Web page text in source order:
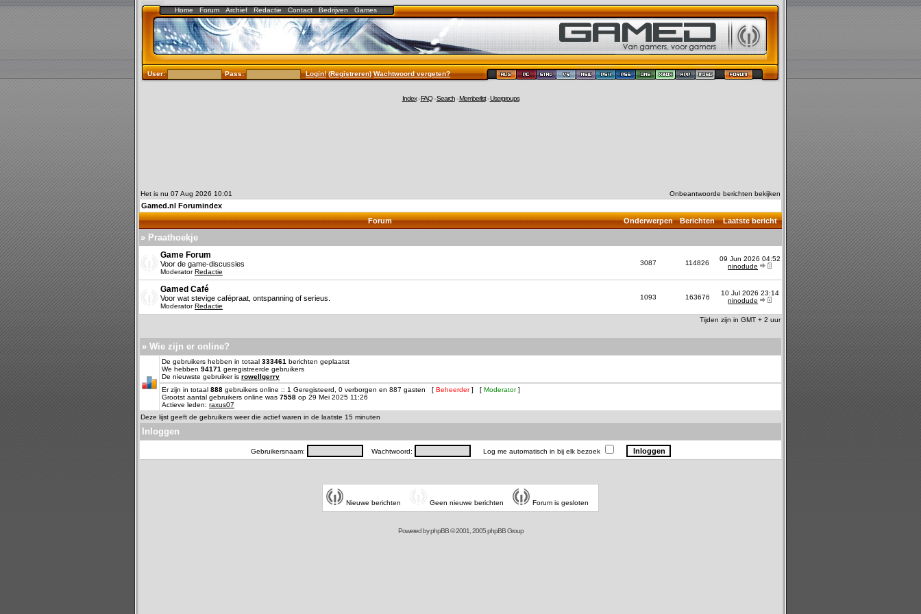
Home Forum Archief Redactie Contact Bedrijven Games
User: Pass: Login!(Registreren)Wachtwoord vergeten?
Index-FAQ-Search-Memberlist-Usergroups
Het is nu 07 Aug 2026 10:01 Onbeantwoorde berichten bekijken
Gamed.nl Forumindex
Forum
Onderwerpen Berichten Laatste bericht
» Praathoekje
Game Forum
Voor de game-discussies
ModeratorRedactie
3087 114826
09 Jun 2026 04:52
ninodude
Gamed Café
Voor wat stevige cafépraat, ontspanning of serieus.
ModeratorRedactie
1093 163676
10 Jul 2026 23:14
ninodude
Tijden zijn in GMT + 2 uur
» Wie zijn er online?
De gebruikers hebben in totaal 333461 berichten geplaatst
We hebben 94171 geregistreerde gebruikers
De nieuwste gebruiker is rowellgerry
Er zijn in totaal 888 gebruikers online :: 1 Geregisteerd, 0 verborgen en 887 gasten [ Beheerder] [ Moderator]
Grootst aantal gebruikers online was 7558 op 29 Mei 2025 11:26
Actieve leden: raxus07
Deze lijst geeft de gebruikers weer die actief waren in de laatste 15 minuten
Inloggen
Gebruikersnaam: Wachtwoord: Log me automatisch in bij elk bezoek
Nieuwe berichten Geen nieuwe berichten Forum is gesloten
Powered byphpBB© 2001, 2005 phpBB Group